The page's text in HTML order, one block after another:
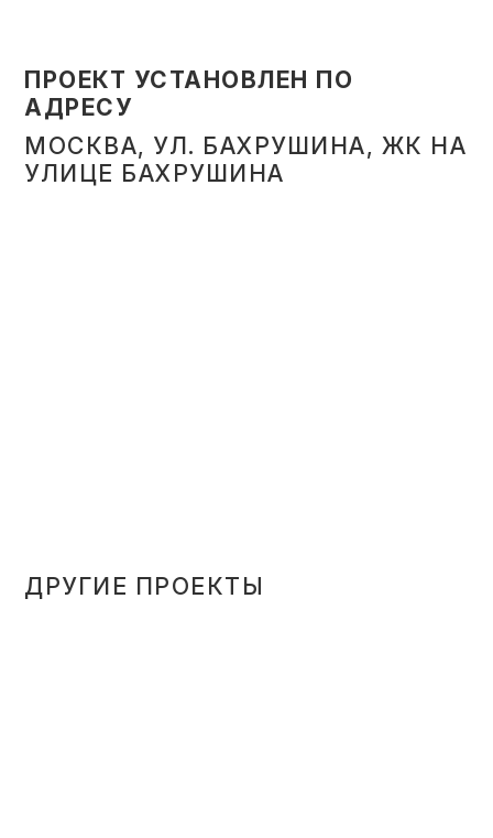
ПРОЕКТ УСТАНОВЛЕН ПО
АДРЕСУ
МОСКВА, УЛ. БАХРУШИНА, ЖК НА
УЛИЦЕ БАХРУШИНА
ДРУГИЕ ПРОЕКТЫ